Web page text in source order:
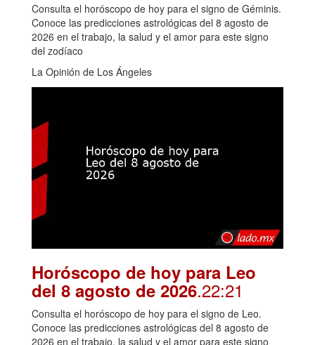
Consulta el horóscopo de hoy para el signo de Géminis.
Conoce las predicciones astrológicas del 8 agosto de
2026 en el trabajo, la salud y el amor para este signo
del zodíaco
La Opinión de Los Ángeles
Horóscopo de hoy para Leo
del 8 agosto de 2026.22:21
Consulta el horóscopo de hoy para el signo de Leo.
Conoce las predicciones astrológicas del 8 agosto de
2026 en el trabajo, la salud y el amor para este signo